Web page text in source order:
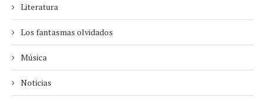
Literatura
Los fantasmas olvidados
Música
Noticias